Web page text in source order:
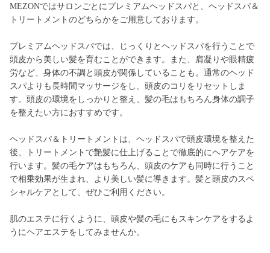
MEZONではサロンごとにプレミアムヘッドスパと、ヘッドスパ＆
トリートメントのどちらかをご用意しております。
プレミアムヘッドスパでは、じっくりとヘッドスパを行うことで
頭皮から美しい髪を育むことができます。また、肩凝りや眼精疲
労など、身体の不調と頭皮が関係していることも。通常のヘッド
スパよりも長時間マッサージをし、頭皮のコリをリセットしま
す。頭皮の環境をしっかりと整え、髪の毛はもちろん身体の調子
を整えたい方におすすめです。
ヘッドスパ＆トリートメントは、ヘッドスパで頭皮環境を整えた
後、トリートメントで艶髪に仕上げることで徹底的にヘアケアを
行います。髪の毛ケアはもちろん、頭皮のケアも同時に行うこと
で相乗効果が生まれ、より美しい髪に導きます。髪と頭皮のスペ
シャルケアとして、ぜひご利用ください。
肌のエステに行くように、頭皮や髪の毛にもスキンケアをするよ
うにヘアエステをしてみませんか。